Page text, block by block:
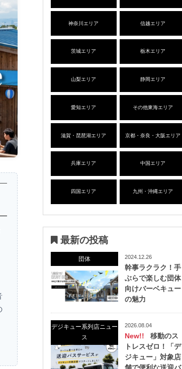
神奈川エリア 信越エリア
茨城エリア 栃木エリア
山梨エリア 静岡エリア
愛知エリア その他東海エリア
滋賀・琵琶湖エリア 京都・奈良・大阪エリア
兵庫エリア 中国エリア
四国エリア 九州・沖縄エリア
最新の投稿
団体 2024.12.26
幹事ラクラク！手
ぶらで楽しむ団体
向けバーベキュー
の魅力
デジキュー系列店ニュー
ス
2026.08.04
New!!
移動のス
トレスゼロ！「デ
ジキュー」対象店